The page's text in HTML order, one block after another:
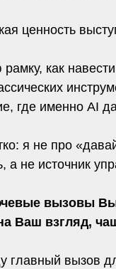
ценность
как
где именно AI
я не про
а не источник
вызовы Вы
Ваш взгляд,
главный вызов